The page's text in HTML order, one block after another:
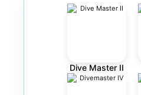
Dive Master II